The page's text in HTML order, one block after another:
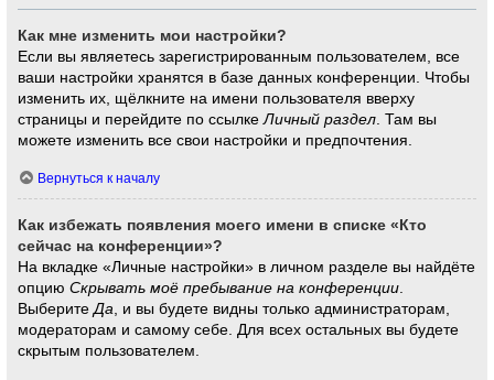
Как мне изменить мои настройки?
Если вы являетесь зарегистрированным пользователем, все
ваши настройки хранятся в базе данных конференции. Чтобы
изменить их, щёлкните на имени пользователя вверху
страницы и перейдите по ссылкеЛичный раздел . Там вы
можете изменить все свои настройки и предпочтения.
Вернуться к началу
Как избежать появления моего имени в списке «Кто
сейчас на конференции»?
На вкладке «Личные настройки» в личном разделе вы найдёте
опциюСкрывать моё пребывание на конференции.
ВыберитеДа, и вы будете видны только администраторам,
модераторам и самому себе. Для всех остальных вы будете
скрытым пользователем.